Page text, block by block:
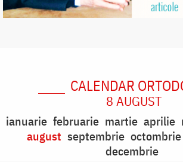
CALENDAR
8 AUGUST
ianuarie februarie martie aprilie
august septembrie octombrie
decembrie